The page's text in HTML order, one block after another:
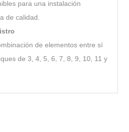
para una instalación
de calidad.
de elementos entre sí
de 3, 4, 5, 6, 7, 8, 9, 10, 11 y